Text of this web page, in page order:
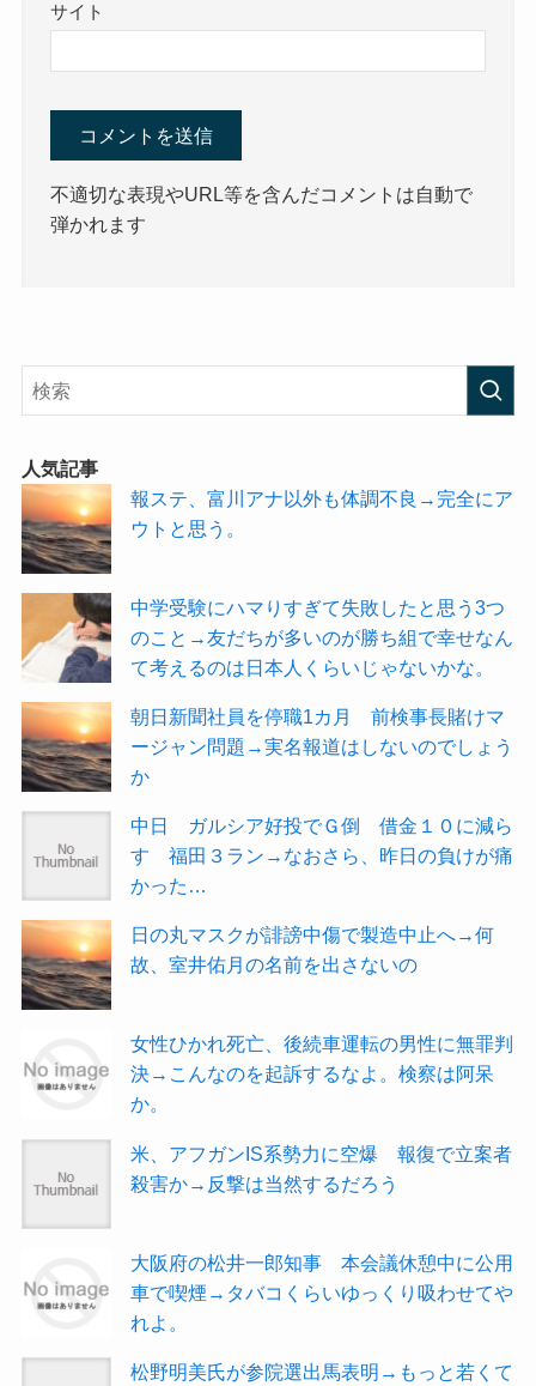
サイト
不適切な表現やURL等を含んだコメントは自動で
弾かれます
人気記事
報ステ、富川アナ以外も体調不良→完全にア
ウトと思う。
中学受験にハマりすぎて失敗したと思う3つ
のこと→友だちが多いのが勝ち組で幸せなん
て考えるのは日本人くらいじゃないかな。
朝日新聞社員を停職1カ月 前検事長賭けマ
ージャン問題→実名報道はしないのでしょう
か
中日 ガルシア好投でＧ倒 借金１０に減ら
す 福田３ラン→なおさら、昨日の負けが痛
かった…
日の丸マスクが誹謗中傷で製造中止へ→何
故、室井佑月の名前を出さないの
女性ひかれ死亡、後続車運転の男性に無罪判
決→こんなのを起訴するなよ。検察は阿呆
か。
米、アフガンIS系勢力に空爆 報復で立案者
殺害か→反撃は当然するだろう
大阪府の松井一郎知事 本会議休憩中に公用
車で喫煙→タバコくらいゆっくり吸わせてや
れよ。
松野明美氏が参院選出馬表明→もっと若くて